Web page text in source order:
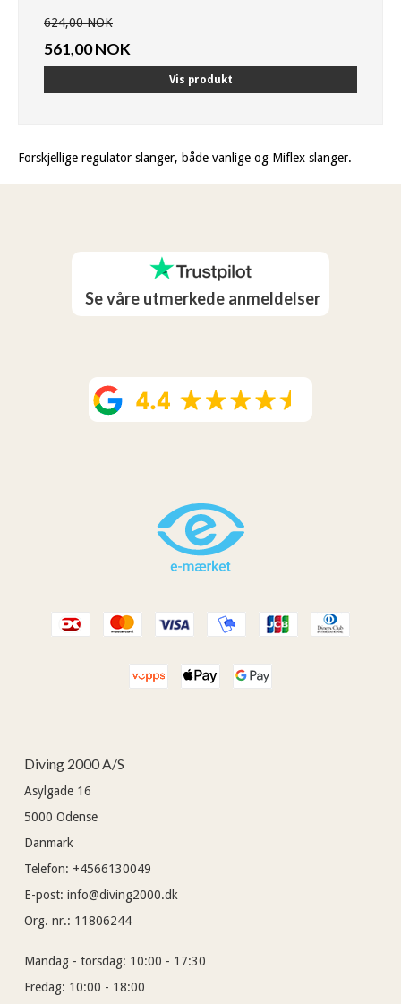
624,00 NOK
561,00 NOK
Vis produkt
Forskjellige regulator slanger, både vanlige og Miflex slanger.
Se våre utmerkede anmeldelser
Diving 2000 A/S
Asylgade 16
5000 Odense
Danmark
Telefon: +4566130049
E-post: info@diving2000.dk
Org. nr.: 11806244
Mandag - torsdag: 10:00 - 17:30
Fredag: 10:00 - 18:00